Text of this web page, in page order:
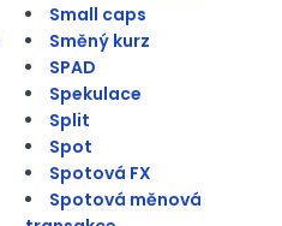
Small caps
Směný kurz
SPAD
Spekulace
Split
Spot
Spotová FX
Spotová měnová